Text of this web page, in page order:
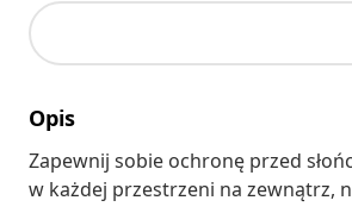
Opis
Zapewnij sobie ochronę przed
w każdej przestrzeni na zewnątrz,